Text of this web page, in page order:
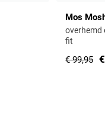
Mos
overhemd
fit
€ 99,95